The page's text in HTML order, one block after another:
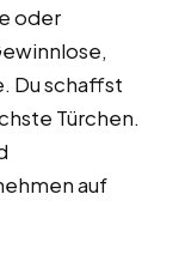
oder
Du schaffst
Türchen.
auf